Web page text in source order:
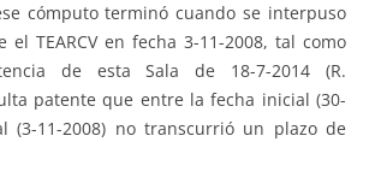
cómputo terminó cuando se interpuso
el TEARCV en fecha 3-11-2008, tal como
de esta Sala de 18-7-2014 (R.
patente que entre la fecha inicial (30-
(3-11-2008) no transcurrió un plazo de